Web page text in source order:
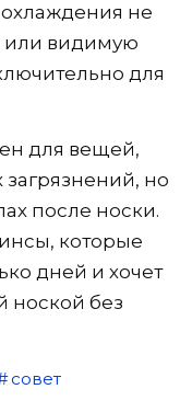
не
или видимую
для
для вещей,
но
после носки.
которые
дней и хочет
ноской без
совет